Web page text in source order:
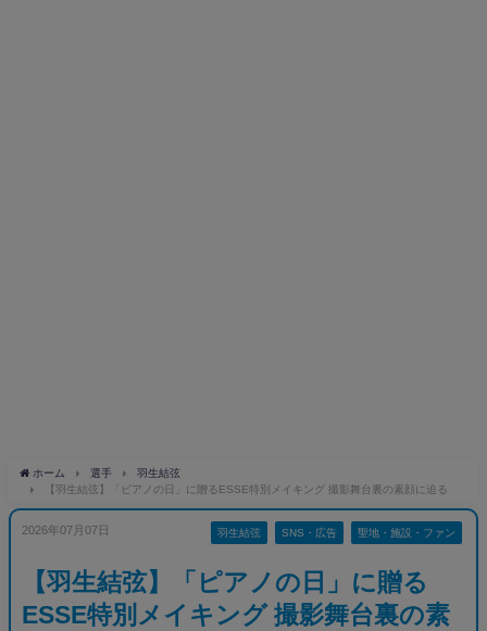
ホーム 選手
羽生結弦
【羽生結弦】「ピアノの日」に贈るESSE特別メイキング 撮影舞台裏の素顔に迫る
2026年07月07日 羽生結弦 SNS・広告 聖地・施設・ファン
【羽生結弦】「ピアノの日」に贈る
ESSE特別メイキング 撮影舞台裏の素